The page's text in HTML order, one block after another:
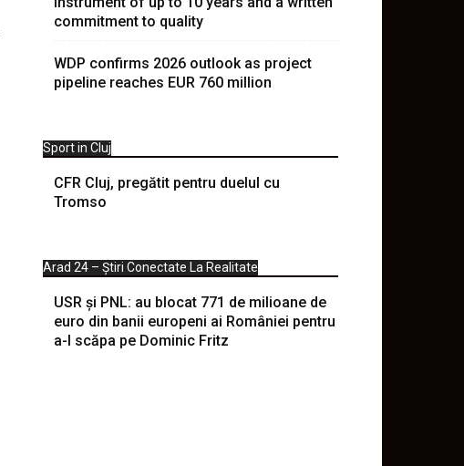
commitment to quality
WDP confirms 2026 outlook as project
pipeline reaches EUR 760 million
Sport in Cluj
CFR Cluj, pregătit pentru duelul cu
Tromso
Arad 24 – Știri Conectate La Realitate
USR și PNL: au blocat 771 de milioane de
euro din banii europeni ai României pentru
a-l scăpa pe Dominic Fritz